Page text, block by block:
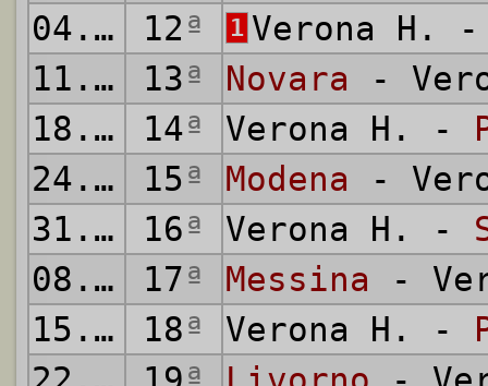
04.12.
1966
12ª 1 Verona H.
11.12.
1966
13ª Novara -
18.12.
1966
14ª Verona H. -
24.12.
1966
15ª Modena -
31.12.
1966
16ª Verona H. -
08.01.
1967
17ª Messina -
15.01.
1967
18ª Verona H. -